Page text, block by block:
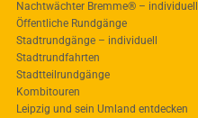
Nachtwächter Bremme® – individuell
Öffentliche Rundgänge
Stadtrundgänge – individuell
Stadtrundfahrten
Stadtteilrundgänge
Kombitouren
Leipzig und sein Umland entdecken